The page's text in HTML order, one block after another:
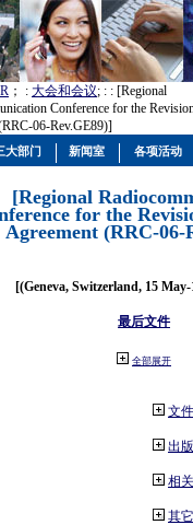
； : 大会和会议; : : [Regional
Conference for the
06-Rev.GE89)]
[Regional
for the
Agreement (RRC-06-
[(Geneva, Switzerland, 15
最后文件
全部展开
文件
出
相
其
大部门 新闻室 各项活动